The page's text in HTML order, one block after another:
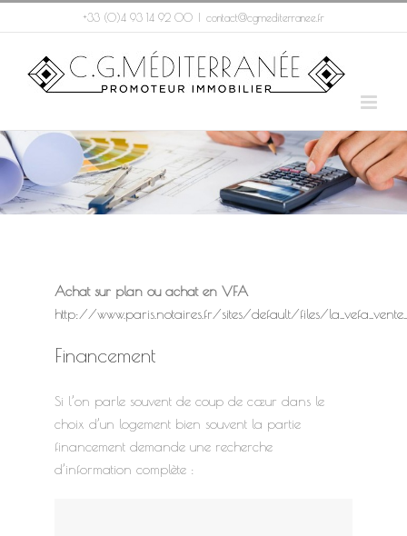
au
contenu
+33 (0)4 93 14 92 00 contact@cgmediterranee.fr
Achat sur plan ou achat en VFA
http://www.paris.notaires.fr/sites/default/files/
Financement
Si l’on parle souvent de coup de cœur dans le
choix d’un logement bien souvent la partie
financement demande une recherche
d’information complète :